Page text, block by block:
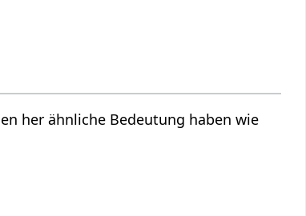
her ähnliche Bedeutung haben wie